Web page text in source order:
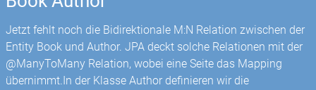
Jetzt fehlt noch die Bidirektionale M:N Relation zwischen der
Entity Book und Author. JPA deckt solche Relationen mit der
@ManyToMany Relation, wobei eine Seite das Mapping
übernimmt.In der Klasse Author definieren wir die